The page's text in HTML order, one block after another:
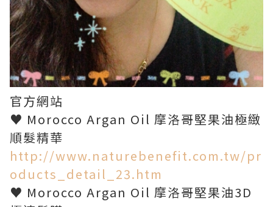
官方網站
♥ Morocco Argan Oil 摩洛哥堅果油極緻
順髮精華
http://www.naturebenefit.com.tw/pr
oducts_detail_23.htm
♥ Morocco Argan Oil 摩洛哥堅果油3D